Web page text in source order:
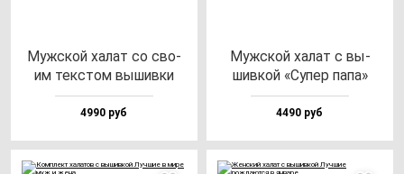
Муж­ской ха­лат со сво­
им тек­стом вы­шив­ки
4990 руб
Муж­ской ха­лат с вы­
шив­кой «Супер па­па»
4490 руб